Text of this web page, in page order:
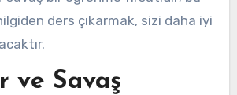
ders çıkarmak, sizi daha iyi
ve Savaş